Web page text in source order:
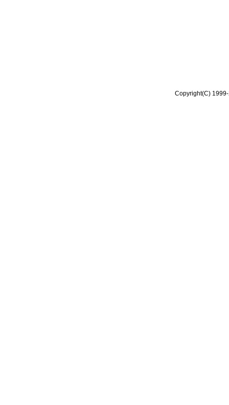
Copyright(C)